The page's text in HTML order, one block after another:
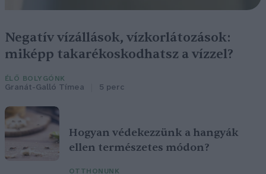
Negatív vízállások, vízkorlátozások:
miképp takarékoskodhatsz a vízzel?
ÉLŐ BOLYGÓNK
Granát-Galló Tímea 5 perc
Hogyan védekezzünk a hangyák
ellen természetes módon?
OTTHONUNK